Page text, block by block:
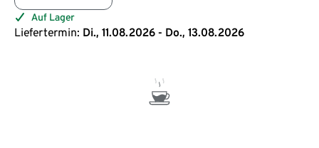
Auf Lager
Liefertermin: Di., 11.08.2026 - Do., 13.08.2026